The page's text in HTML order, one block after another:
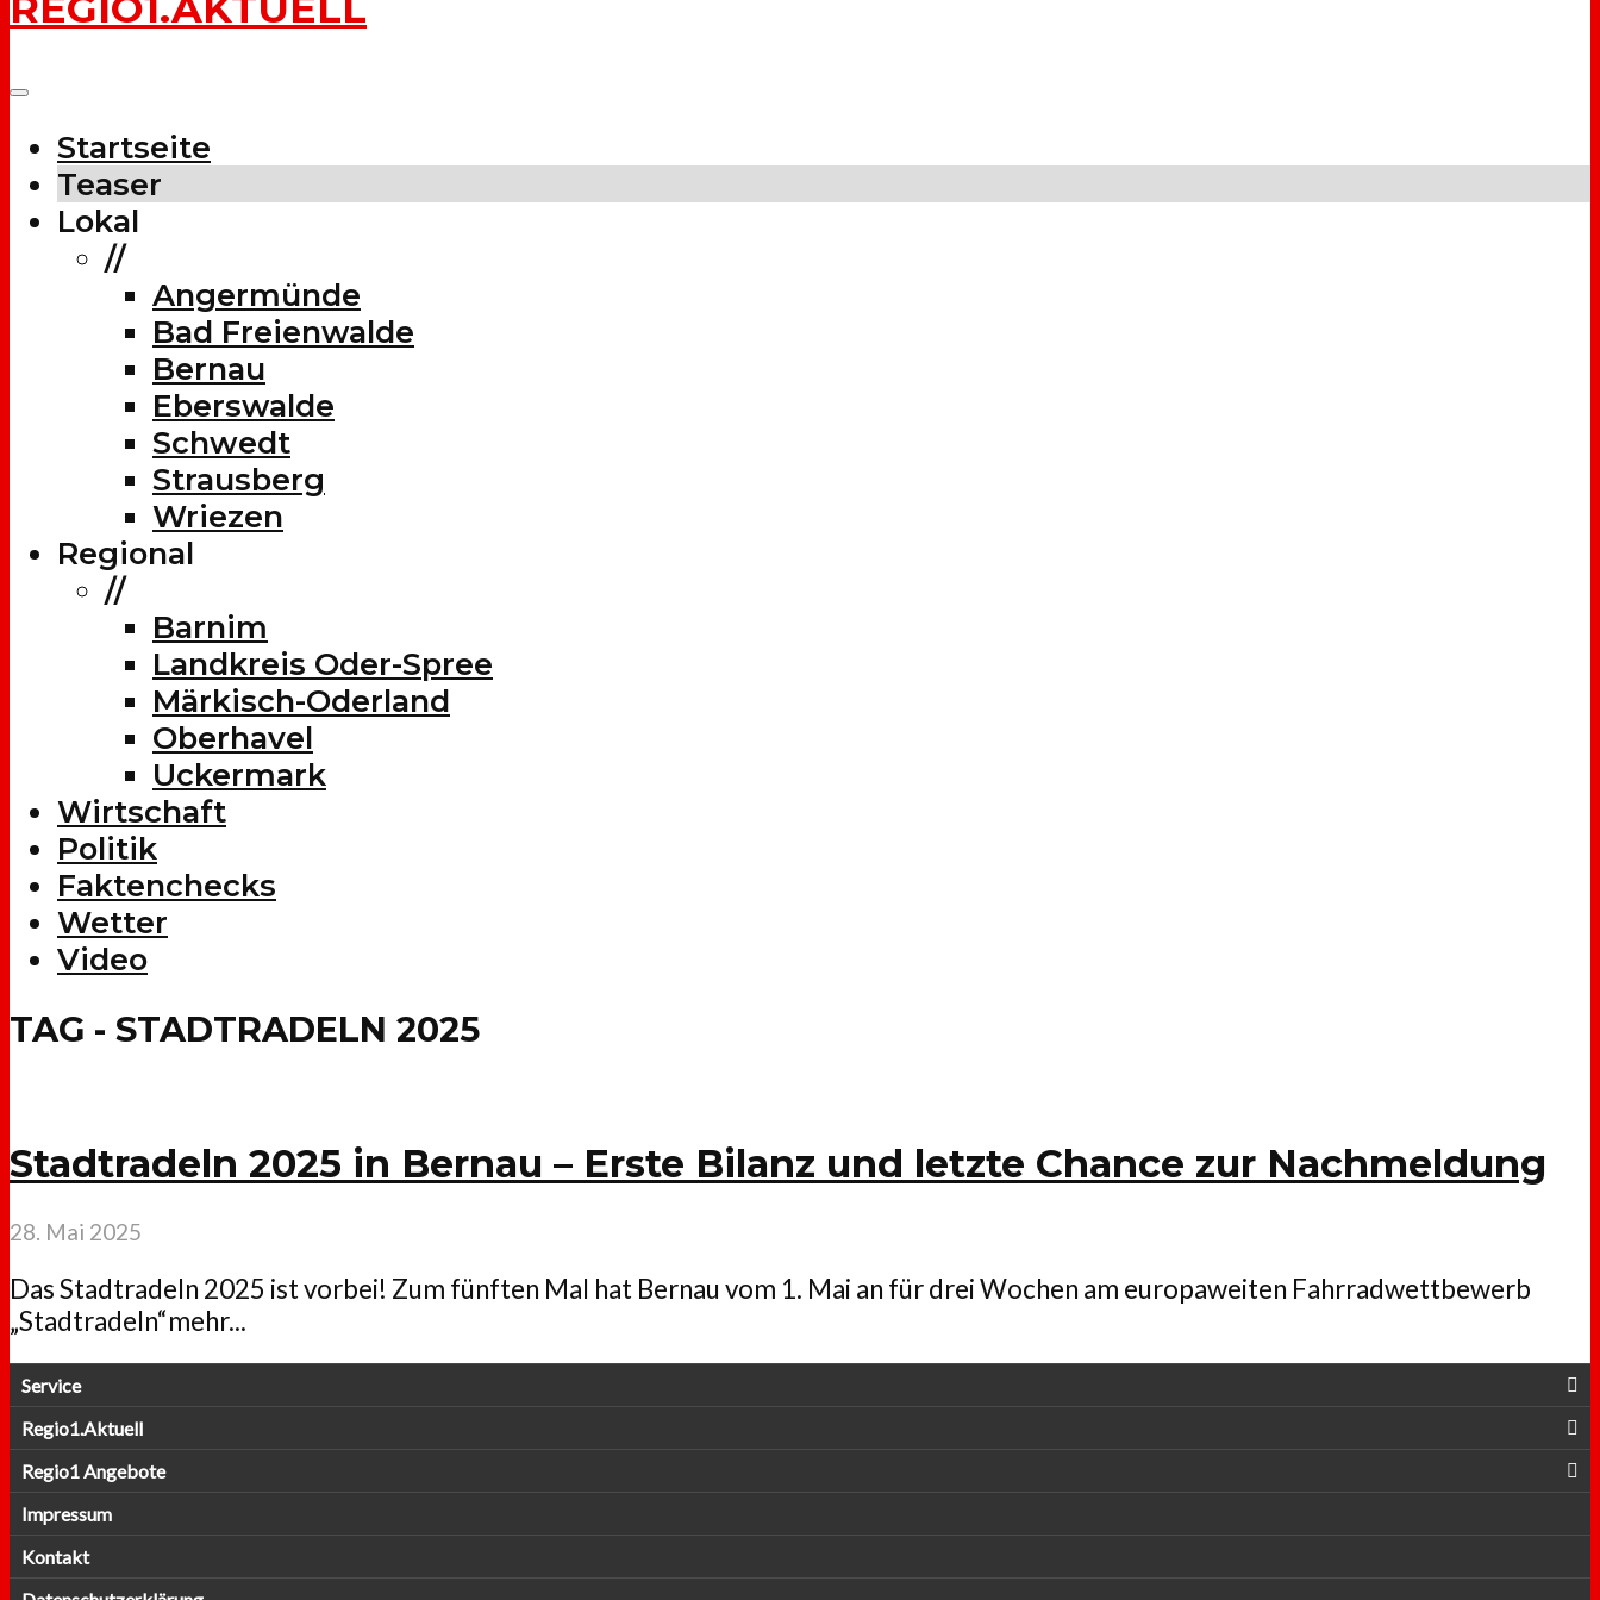
Startseite
Teaser
Lokal
//
Angermünde
Bad Freienwalde
Bernau
Eberswalde
Schwedt
Strausberg
Wriezen
Regional
//
Barnim
Landkreis Oder-Spree
Märkisch-Oderland
Oberhavel
Uckermark
Wirtschaft
Politik
Faktenchecks
Wetter
Video
TAG - STADTRADELN 2025
Stadtradeln 2025 in Bernau – Erste Bilanz und letzte Chance zur Nachmeldung
28. Mai 2025
Das Stadtradeln 2025 ist vorbei! Zum fünften Mal hat Bernau vom 1. Mai an für drei Wochen am europaweiten Fahrradwettbewerb
„Stadtradeln“mehr...
Service
Regio1.Aktuell
Regio1 Angebote
Impressum
Kontakt